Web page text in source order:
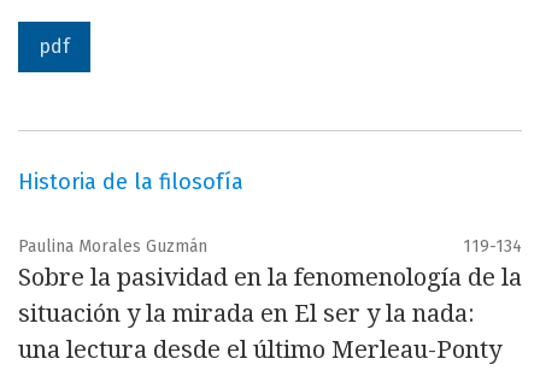
pdf
Historia de la filosofía
Paulina Morales Guzmán 119-134
Sobre la pasividad en la fenomenología de la
situación y la mirada en El ser y la nada:
una lectura desde el último Merleau-Ponty